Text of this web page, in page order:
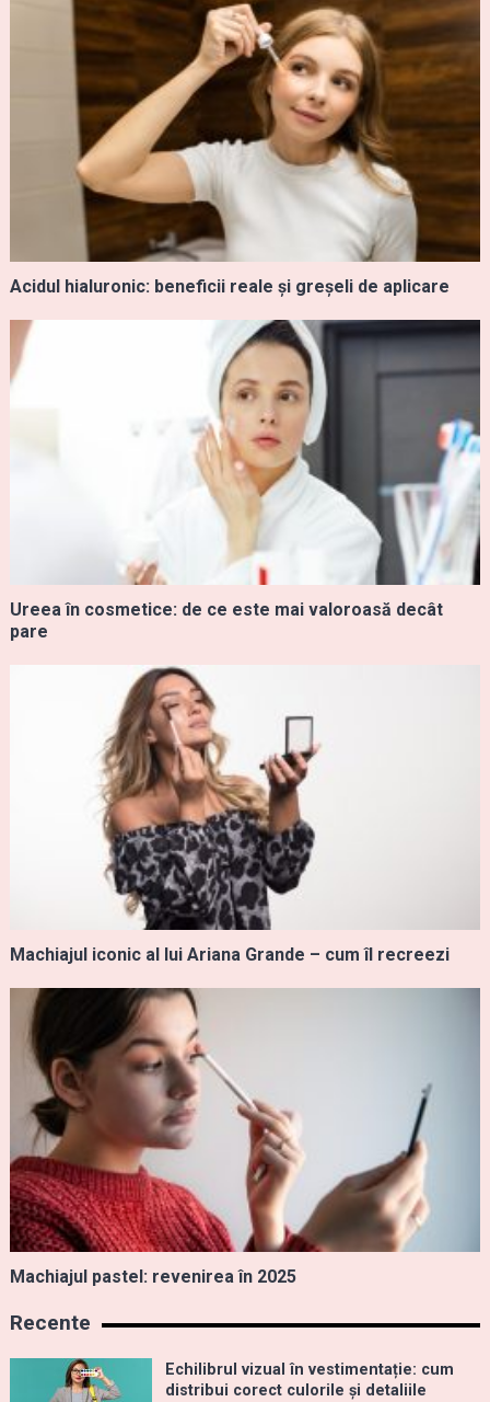
Acidul hialuronic: beneficii reale și greșeli de aplicare
Ureea în cosmetice: de ce este mai valoroasă decât
pare
Machiajul iconic al lui Ariana Grande – cum îl recreezi
Machiajul pastel: revenirea în 2025
Recente
Echilibrul vizual în vestimentație: cum
distribui corect culorile și detaliile